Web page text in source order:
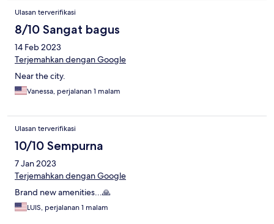
Ulasan terverifikasi
8/10 Sangat bagus
14 Feb 2023
Terjemahkan dengan Google
Near the city.
Vanessa, perjalanan 1 malam
Ulasan terverifikasi
10/10 Sempurna
7 Jan 2023
Terjemahkan dengan Google
Brand new amenities...🙏
LUIS, perjalanan 1 malam